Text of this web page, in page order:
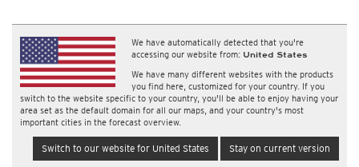
We have automatically detected that you're
accessing our website from: United States
We have many different websites with the products
you find here, customized for your country. If you
switch to the website specific to your country, you'll be able to enjoy having your
area set as the default domain for all our maps, and your country's most
important cities in the forecast overview.
Switch to our website for United States Stay on current version